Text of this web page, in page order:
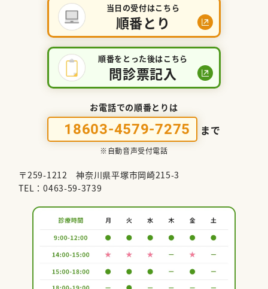
当日の受付はこちら
順番とり
順番をとった後はこちら
問診票記入
お電話での順番とりは
18603-4579-7275 まで
※自動音声受付電話
〒259-1212 神奈川県平塚市岡崎215-3
TEL：0463-59-3739